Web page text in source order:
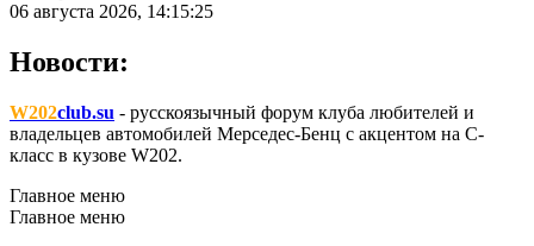
06 августа 2026, 14:15:25
Новости:
W202club.su - русскоязычный форум клуба любителей и
владельцев автомобилей Мерседес-Бенц с акцентом на C-
класс в кузове W202.
Главное меню
Главное меню